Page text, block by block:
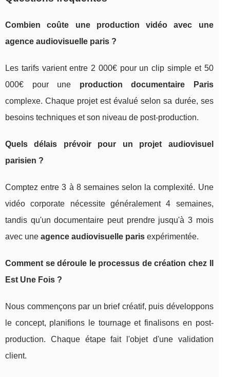
Combien coûte une production vidéo avec une
agence audiovisuelle paris ?
Les tarifs varient entre 2 000€ pour un clip simple et 50
000€ pour une production documentaire Paris
complexe. Chaque projet est évalué selon sa durée, ses
besoins techniques et son niveau de post-production.
Quels délais prévoir pour un projet audiovisuel
parisien ?
Comptez entre 3 à 8 semaines selon la complexité. Une
vidéo corporate nécessite généralement 4 semaines,
tandis qu'un documentaire peut prendre jusqu'à 3 mois
avec une agence audiovisuelle paris expérimentée.
Comment se déroule le processus de création chez Il
Est Une Fois ?
Nous commençons par un brief créatif, puis développons
le concept, planifions le tournage et finalisons en post-
production. Chaque étape fait l'objet d'une validation
client.